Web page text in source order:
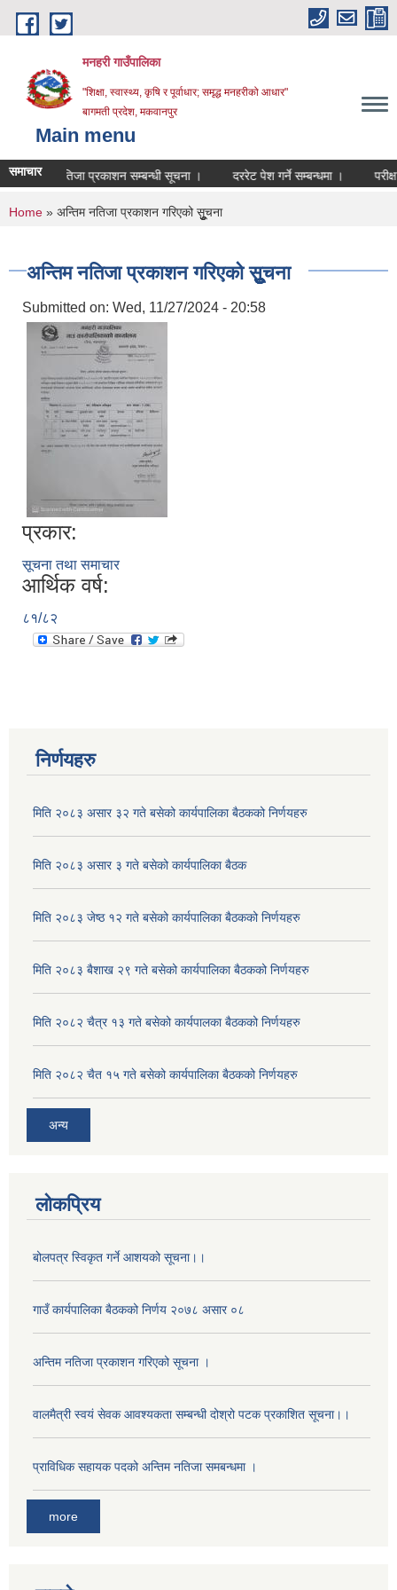
Skip to main content
मनहरी गाउँपालिका
"शिक्षा, स्वास्थ्य, कृषि र पूर्वाधार; समृद्ध मनहरीको आधार"
बागमती प्रदेश, मकवानपुर
Main menu
समाचारनतिजा प्रकाशन सम्बन्धी सूचना । दररेट पेश गर्ने सम्बन्धमा । परीक्षा
You are here
Home » अन्तिम नतिजा प्रकाशन गरिएको सूुुुुचना
अन्तिम नतिजा प्रकाशन गरिएको सूुुुुचना
Submitted on: Wed, 11/27/2024 - 20:58
प्रकार:
सूचना तथा समाचार
आर्थिक वर्ष:
८१/८२
निर्णयहरु
मिति २०८३ असार ३२ गते बसेको कार्यपालिका बैठकको निर्णयहरु
मिति २०८३ असार ३ गते बसेको कार्यपालिका बैठक
मिति २०८३ जेष्ठ १२ गते बसेको कार्यपालिका बैठकको निर्णयहरु
मिति २०८३ बैशाख २९ गते बसेको कार्यपालिका बैठकको निर्णयहरु
मिति २०८२ चैत्र १३ गते बसेको कार्यपालका बैठकको निर्णयहरु
मिति २०८२ चैत १५ गते बसेको कार्यपालिका बैठकको निर्णयहरु
अन्य
लोकप्रिय
बोलपत्र स्विकृत गर्ने आशयको सूचना।।
गाउँ कार्यपालिका बैठकको निर्णय २०७८ असार ०८
अन्तिम नतिजा प्रकाशन गरिएको सूचना ।
वालमैत्री स्वय‌ं सेवक आवश्यकता सम्बन्धी दोश्रो पटक प्रकाशित सूचना।।
प्राविधिक सहायक पदको अन्तिम नतिजा समबन्धमा ।
more